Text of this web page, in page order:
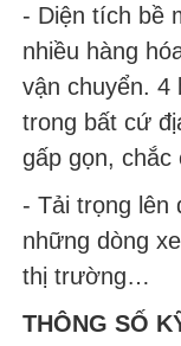
- Diện tích bề
nhiều hàng
vận chuyển. 4
trong bất cứ
gấp gọn, chắc
- Tải trọng lên
những dòng
thị trường…
THÔNG SỐ